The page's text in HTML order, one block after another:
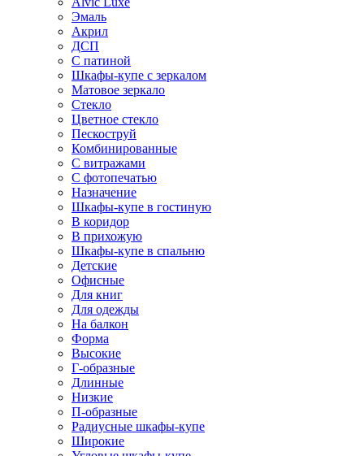
Эмаль
Акрил
ДСП
С патиной
Шкафы-купе с зеркалом
Матовое зеркало
Стекло
Цветное стекло
Пескоструй
Комбинированные
С витражами
С фотопечатью
Назначение
Шкафы-купе в гостиную
В коридор
В прихожую
Шкафы-купе в спальню
Детские
Офисные
Для книг
Для одежды
На балкон
Форма
Высокие
Г-образные
Длинные
Низкие
П-образные
Радиусные шкафы-купе
Широкие